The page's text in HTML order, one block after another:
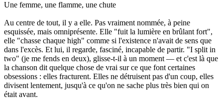
Une femme, une flamme, une chute
Au centre de tout, il y a elle. Pas vraiment nommée, à peine
esquissée, mais omniprésente. Elle "fuit la lumière en brûlant fort",
elle "chasse chaque high" comme si l'existence n'avait de sens que
dans l'excès. Et lui, il regarde, fasciné, incapable de partir. "I split in
two" (je me fends en deux), glisse-t-il à un moment — et c'est là que
la chanson dit quelque chose de vrai sur ce que font certaines
obsessions : elles fracturent. Elles ne détruisent pas d'un coup, elles
divisent lentement, jusqu'à ce qu'on ne sache plus très bien qui on
était avant.